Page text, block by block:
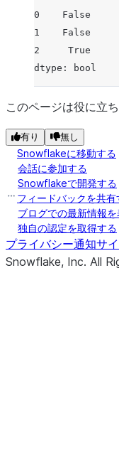
0    False
1    False
2     True
dtype: bool
このページは役に立
有り 無し
Snowflakeに移動する
会話に参加する
Snowflakeで開発する
フィードバックを共有
ブログでの最新情報
独自の認定を取得する
プライバシー通知サ
Snowflake, Inc. All